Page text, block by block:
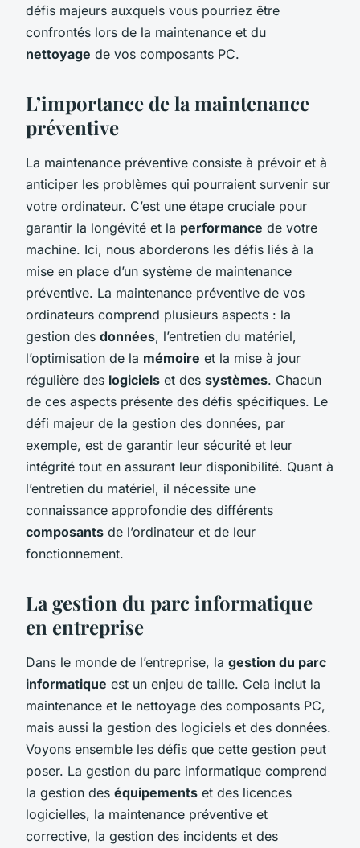
défis majeurs auxquels vous pourriez être
confrontés lors de la maintenance et du
nettoyage de vos composants PC.
L’importance de la maintenance
préventive
La maintenance préventive consiste à prévoir et à
anticiper les problèmes qui pourraient survenir sur
votre ordinateur. C’est une étape cruciale pour
garantir la longévité et la performance de votre
machine. Ici, nous aborderons les défis liés à la
mise en place d’un système de maintenance
préventive. La maintenance préventive de vos
ordinateurs comprend plusieurs aspects : la
gestion des données, l’entretien du matériel,
l’optimisation de la mémoire et la mise à jour
régulière des logiciels et des systèmes. Chacun
de ces aspects présente des défis spécifiques. Le
défi majeur de la gestion des données, par
exemple, est de garantir leur sécurité et leur
intégrité tout en assurant leur disponibilité. Quant à
l’entretien du matériel, il nécessite une
connaissance approfondie des différents
composants de l’ordinateur et de leur
fonctionnement.
La gestion du parc informatique
en entreprise
Dans le monde de l’entreprise, la gestion du parc
informatique est un enjeu de taille. Cela inclut la
maintenance et le nettoyage des composants PC,
mais aussi la gestion des logiciels et des données.
Voyons ensemble les défis que cette gestion peut
poser. La gestion du parc informatique comprend
la gestion des équipements et des licences
logicielles, la maintenance préventive et
corrective, la gestion des incidents et des